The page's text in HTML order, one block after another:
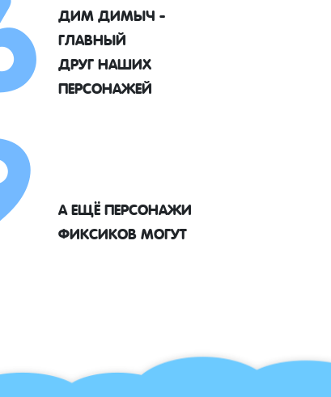
ДИМ ДИМЫЧ -
ГЛАВНЫЙ
ДРУГ НАШИХ
ПЕРСОНАЖЕЙ
А ЕЩЁ ПЕРСОНАЖИ
ФИКСИКОВ МОГУТ